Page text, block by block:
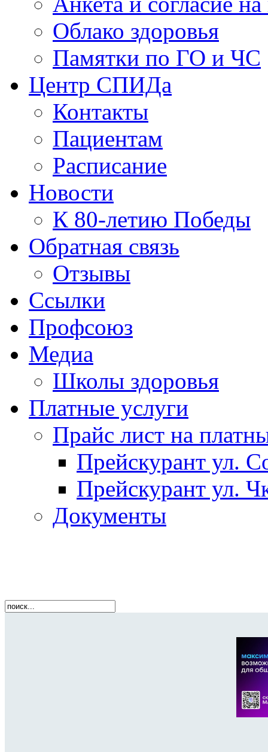
Облако здоровья
Памятки по ГО и ЧС
Центр СПИДа
Контакты
Пациентам
Расписание
Новости
К 80-летию Победы
Обратная связь
Отзывы
Ссылки
Профсоюз
Медиа
Школы здоровья
Платные услуги
Прайс лист на
Прейскурант ул.
Прейскурант ул.
Документы